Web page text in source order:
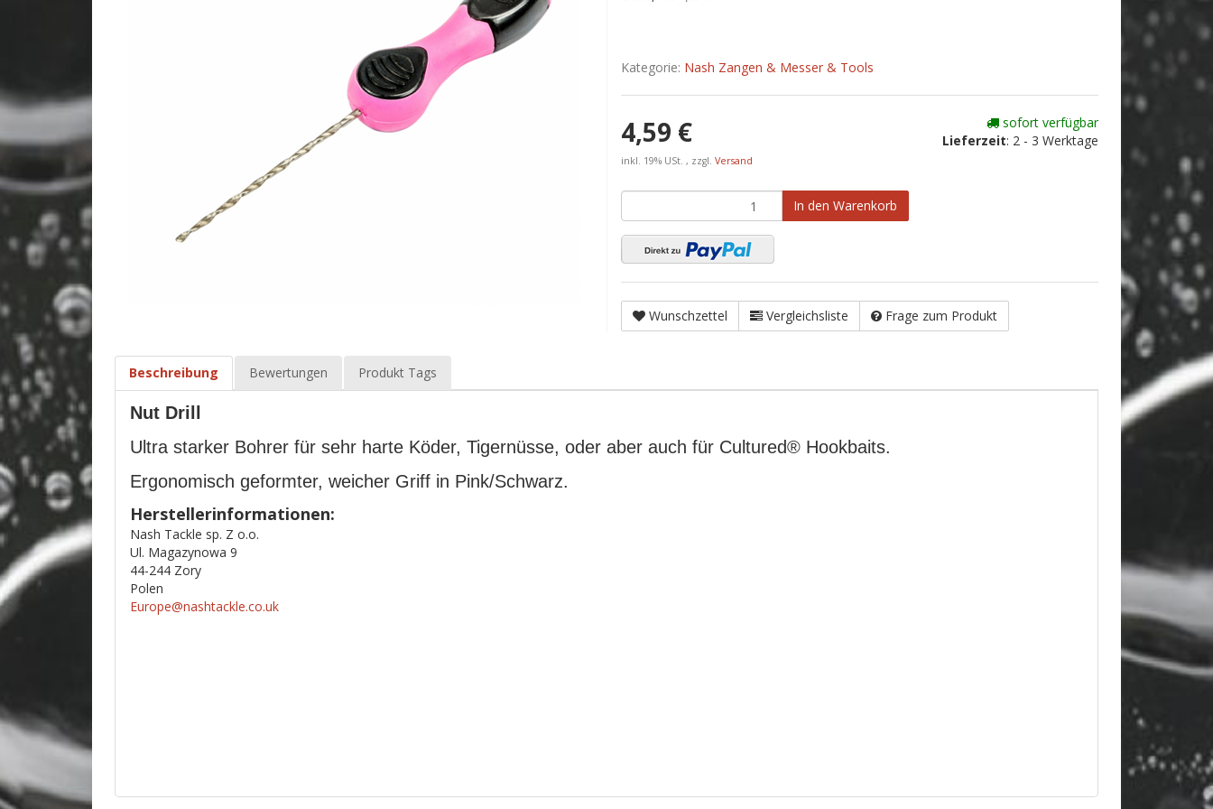
Kategorie: Nash Zangen & Messer & Tools
4,59 €
inkl. 19% USt. , zzgl. Versand
sofort verfügbar
Lieferzeit: 2 - 3 Werktage
In den Warenkorb
Wunschzettel Vergleichsliste Frage zum Produkt
Beschreibung Bewertungen Produkt Tags
Nut Drill
Ultra starker Bohrer für sehr harte Köder, Tigernüsse, oder aber auch für Cultured® Hookbaits.
Ergonomisch geformter, weicher Griff in Pink/Schwarz.
Herstellerinformationen:
Nash Tackle sp. Z o.o.
Ul. Magazynowa 9
44-244 Zory
Polen
Europe@nashtackle.co.uk